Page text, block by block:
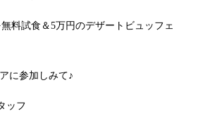
料試食＆5万円のデザートビュッフェ
に参加しみて♪
ッフ